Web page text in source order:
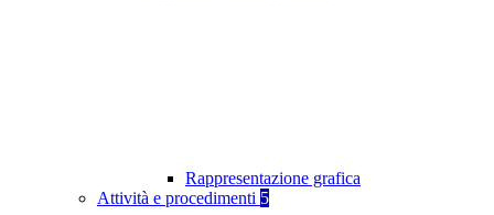
Rappresentazione grafica
Attività e procedimenti 5